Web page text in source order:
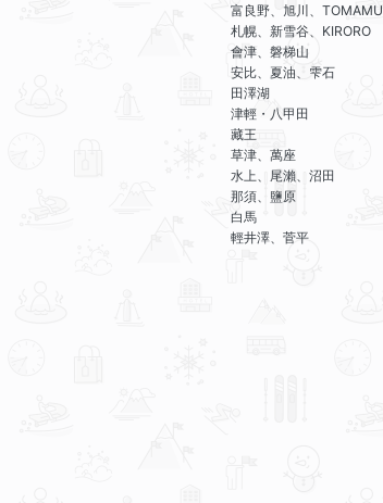
富良野、旭川、TOMAMU
札幌、新雪谷、KIRORO
會津、磐梯山
安比、夏油、雫石
田澤湖
津輕・八甲田
藏王
草津、萬座
水上、尾瀨、沼田
那須、鹽原
白馬
輕井澤、菅平